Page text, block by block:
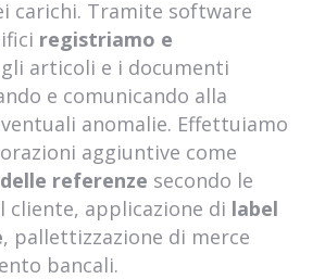
sud
palomba
romani
carichi. Tramite software
registriamo e
gli articoli e i documenti
e comunicando alla
anomalie. Effettuiamo
aggiuntive come
referenze secondo le
cliente, applicazione di label
, pallettizzazione di merce
bancali.